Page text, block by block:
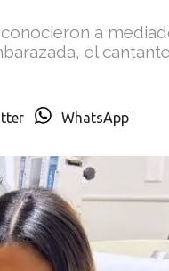
a
el
WhatsApp